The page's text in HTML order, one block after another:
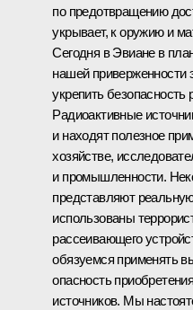
по предотвращению
укрывает, к оружию и
Сегодня в Эвиане в
нашей приверженности
укрепить
Радиоактивные
и находят полезное
хозяйстве,
и промышленности.
представляют
использованы
рассеивающего
обязуемся применять
опасность
источников. Мы